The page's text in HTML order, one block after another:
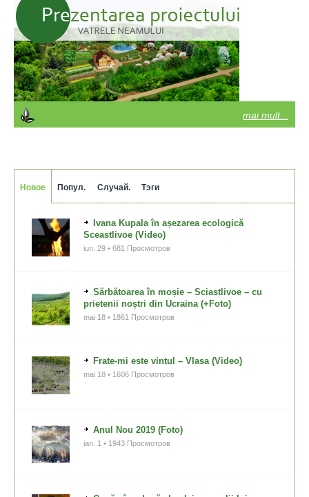
mai mult...
Новое Попул. Случай. Тэги
Ivana Kupala în așezarea ecologică
Sceastlivoe (Video)
iun. 29 • 681 Просмотров
Sărbătoarea în moșie – Sciastlivoe – cu
prietenii noștri din Ucraina (+Foto)
mai 18 • 1861 Просмотров
Frate-mi este vintul – Vlasa (Video)
mai 18 • 1606 Просмотров
Anul Nou 2019 (Foto)
ian. 1 • 1943 Просмотров